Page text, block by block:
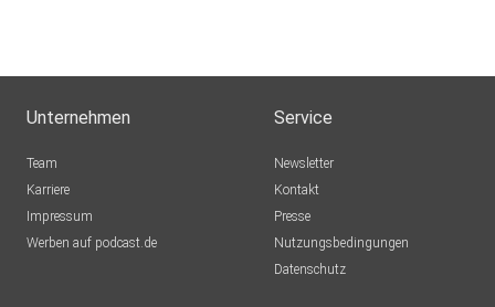
Unternehmen
Team
Karriere
Impressum
Werben auf podcast.de
Service
Newsletter
Kontakt
Presse
Nutzungsbedingungen
Datenschutz